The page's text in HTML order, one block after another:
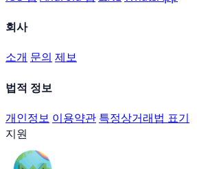
회사
소개 문의 제보
법적 정보
개인정보 이용약관 특정상거래법 표기
지원